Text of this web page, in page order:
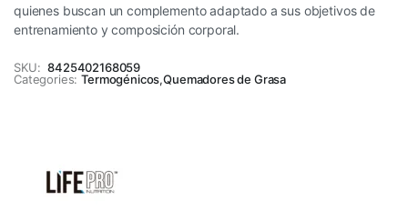
quienes buscan un complemento adaptado a sus objetivos de
entrenamiento y composición corporal.
SKU: 8425402168059
Categories: Termogénicos,Quemadores de Grasa